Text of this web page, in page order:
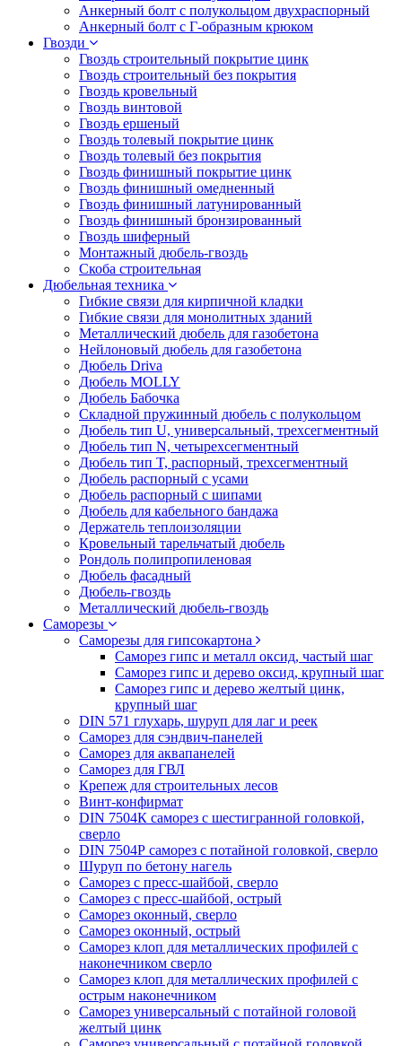
Анкерный болт с полукольцом двухраспорный
Анкерный болт с Г-образным крюком
Гвозди
Гвоздь строительный покрытие цинк
Гвоздь строительный без покрытия
Гвоздь кровельный
Гвоздь винтовой
Гвоздь ершеный
Гвоздь толевый покрытие цинк
Гвоздь толевый без покрытия
Гвоздь финишный покрытие цинк
Гвоздь финишный омедненный
Гвоздь финишный латунированный
Гвоздь финишный бронзированный
Гвоздь шиферный
Монтажный дюбель-гвоздь
Скоба строительная
Дюбельная техника
Гибкие связи для кирпичной кладки
Гибкие связи для монолитных зданий
Металлический дюбель для газобетона
Нейлоновый дюбель для газобетона
Дюбель Driva
Дюбель MOLLY
Дюбель Бабочка
Складной пружинный дюбель с полукольцом
Дюбель тип U, универсальный, трехсегментный
Дюбель тип N, четырехсегментный
Дюбель тип T, распорный, трехсегментный
Дюбель распорный с усами
Дюбель распорный с шипами
Дюбель для кабельного бандажа
Держатель теплоизоляции
Кровельный тарельчатый дюбель
Рондоль полипропиленовая
Дюбель фасадный
Дюбель-гвоздь
Металлический дюбель-гвоздь
Саморезы
Саморезы для гипсокартона
Саморез гипс и металл оксид, частый шаг
Саморез гипс и дерево оксид, крупный шаг
Саморез гипс и дерево желтый цинк,
крупный шаг
DIN 571 глухарь, шуруп для лаг и реек
Саморез для сэндвич-панелей
Саморез для аквапанелей
Саморез для ГВЛ
Крепеж для строительных лесов
Винт-конфирмат
DIN 7504К саморез с шестигранной головкой,
сверло
DIN 7504Р саморез с потайной головкой, сверло
Шуруп по бетону нагель
Саморез с пресс-шайбой, сверло
Саморез с пресс-шайбой, острый
Саморез оконный, сверло
Саморез оконный, острый
Саморез клоп для металлических профилей с
наконечником сверло
Саморез клоп для металлических профилей с
острым наконечником
Саморез универсальный с потайной головой
желтый цинк